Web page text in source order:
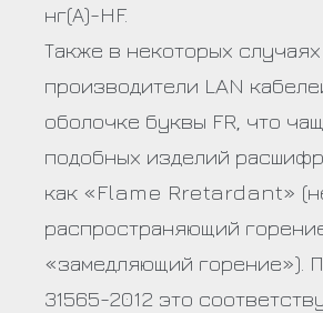
нг(А)-HF.
Также в некоторых случаях
производители LAN
оболочке буквы FR, что
подобных изделий
как «Flame Rretardant»
распространяющий
«замедляющий горение»).
31565-2012 это